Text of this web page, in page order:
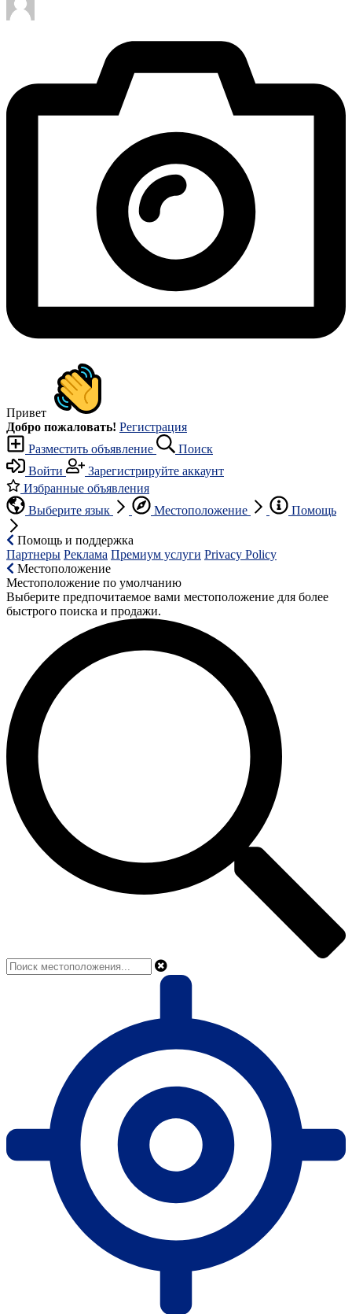
Привет
Добро пожаловать! Регистрация
Разместить объявление
Поиск
Войти
Зарегистрируйте аккаунт
Избранные объявления
Выберите язык
Местоположение Помощь
Помощь и поддержка
Партнеры Реклама Премиум услуги Privacy Policy
Местоположение
Местоположение по умолчанию
Выберите предпочитаемое вами местоположение для более
быстрого поиска и продажи.